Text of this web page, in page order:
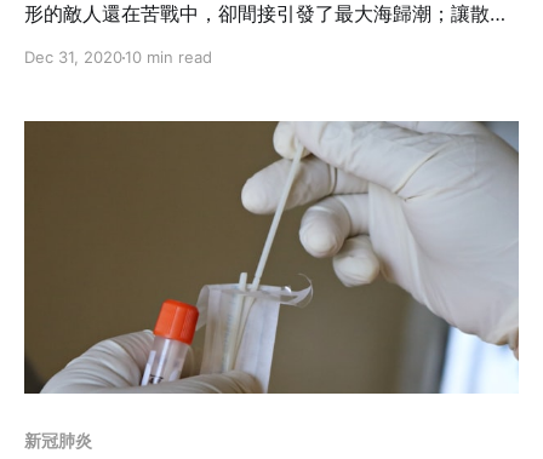
形的敵人還在苦戰中，卻間接引發了最大海歸潮；讓散落
面臨突如其來的人生規劃改變，你也是其中一份子？抑或
生活型態改變的衝擊，你怎麼應對？
Dec 31, 202010 min read
新冠肺炎